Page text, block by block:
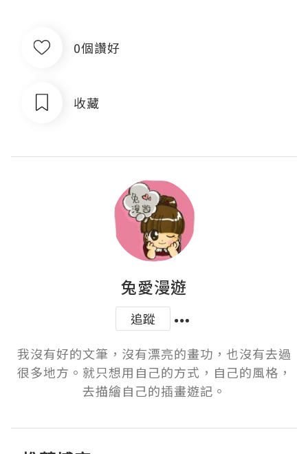
0個讚好
收藏
兔愛漫遊
追蹤
我沒有好的文筆，沒有漂亮的畫功，也沒有去過
很多地方。就只想用自己的方式，自己的風格，
去描繪自己的插畫遊記。